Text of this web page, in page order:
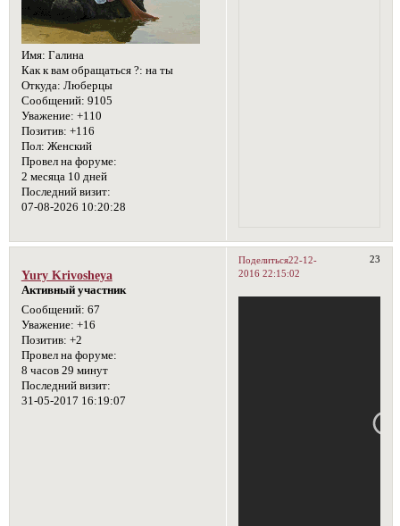
Имя: Галина
Как к вам обращаться ?: на ты
Откуда: Люберцы
Сообщений: 9105
Уважение: +110
Позитив: +116
Пол: Женский
Провел на форуме:
2 месяца 10 дней
Последний визит:
07-08-2026 10:20:28
Поделиться 23
22-12-
2016 22:15:02
Yury Krivosheya
Активный участник
Сообщений: 67
Уважение: +16
Позитив: +2
Провел на форуме:
8 часов 29 минут
Последний визит:
31-05-2017 16:19:07